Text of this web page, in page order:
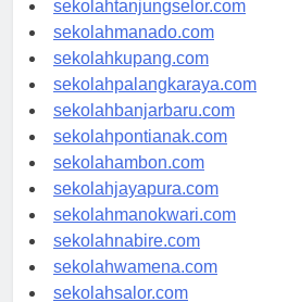
sekolahtanjungselor.com
sekolahmanado.com
sekolahkupang.com
sekolahpalangkaraya.com
sekolahbanjarbaru.com
sekolahpontianak.com
sekolahambon.com
sekolahjayapura.com
sekolahmanokwari.com
sekolahnabire.com
sekolahwamena.com